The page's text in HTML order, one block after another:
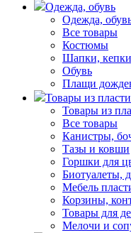
Одежда, обувь
Одежда,
Все товары
Костюмы
Шапки, кепки
Обувь
Плащи
Товары из
Товары из
Все товары
Канистры,
Тазы и ковши
Горшки для
Биотуалеты,
Мебель
Корзины,
Товары для
Мелочи и